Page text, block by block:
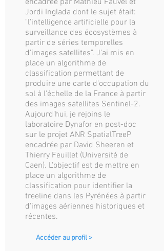
encadrée par Mathieu Fauvel et
Jordi Inglada dont le sujet était:
"l'intelligence artificielle pour la
surveillance des écosystèmes à
partir de séries temporelles
d'images satellites". J'ai mis en
place un algorithme de
classification permettant de
produire une carte d'occupation du
sol à l'échelle de la France à partir
des images satellites Sentinel-2.
Aujourd'hui, je rejoins le
laboratoire Dynafor en post-doc
sur le projet ANR SpatialTreeP
encadrée par David Sheeren et
Thierry Feuillet (Université de
Caen). L'objectif est de mettre en
place un algorithme de
classification pour identifier la
treeline dans les Pyrénées à partir
d'images aériennes historiques et
récentes.
Accéder au profil >